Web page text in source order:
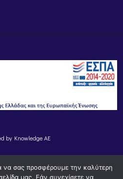
by Knowledge AE
να σας προσφέρουμε την καλύτερη
μας. Εάν συνεχίσετε να